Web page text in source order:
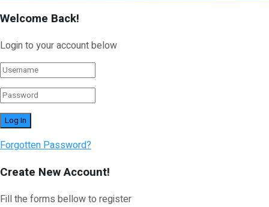
Welcome Back!
Login to your account below
Forgotten Password?
Create New Account!
Fill the forms bellow to register